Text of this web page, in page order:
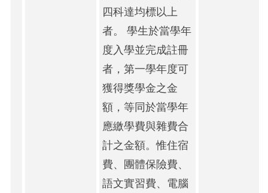
四科達均標以上
者。 學生於當學年
度入學並完成註冊
者，第一學年度可
獲得獎學金之金
額，等同於當學年
應繳學費與雜費合
計之金額。惟住宿
費、團體保險費、
語文實習費、電腦